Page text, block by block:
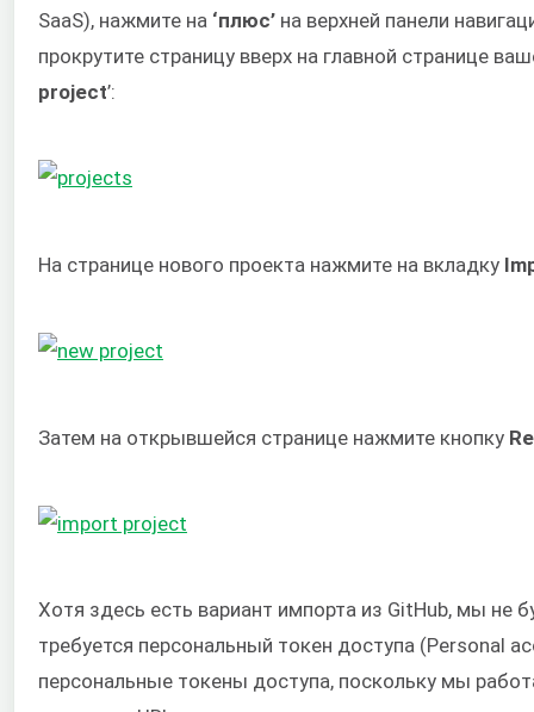
SaaS), нажмите на ‘плюс’ на верхней панели
прокрутите страницу вверх на главной странице
project’:
На странице нового проекта нажмите на вкладку
Затем на открывшейся странице нажмите кнопку
Хотя здесь есть вариант импорта из GitHub, мы не
требуется персональный токен доступа (Personal
персональные токены доступа, поскольку мы